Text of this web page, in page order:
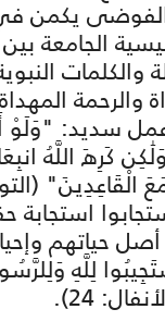
يكمن في
الجامعة
والكلمات
والرحمة
سديد: "وَلَوْ
كَرِهَ اللَّهُ
استجابة
حياتهم
لِلَّهِ
24).